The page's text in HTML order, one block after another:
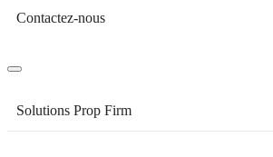
Contactez-nous
Solutions Prop Firm